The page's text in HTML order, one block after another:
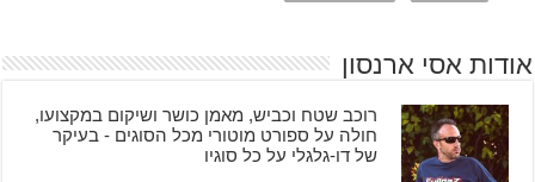
אודות אסי ארנסון
רוכב שטח וכביש, מאמן כושר ושיקום במקצועו,
חולה על ספורט מוטורי מכל הסוגים - בעיקר
של דו-גלגלי על כל סוגיו